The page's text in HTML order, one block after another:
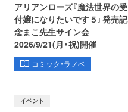
アリアンローズ『魔法世界の受
付嬢になりたいです５』発売記
念まこ先生サイン会
2026/9/21(月・祝)開催
コミック・ラノベ
イベント